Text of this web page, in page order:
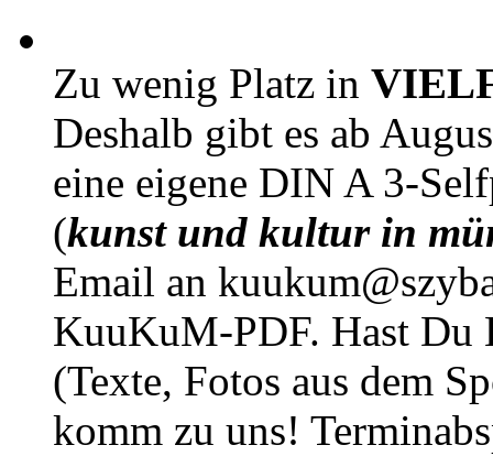
Zu wenig Platz in
Deshalb gibt es ab
eine eigene DIN A 3-
(kunst und kultur in
Email an
KuuKuM-PDF. Hast Du
(Texte, Fotos aus dem
komm zu uns!